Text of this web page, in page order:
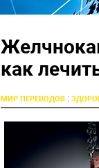
как
МИР ПЕРЕВОДОВ: